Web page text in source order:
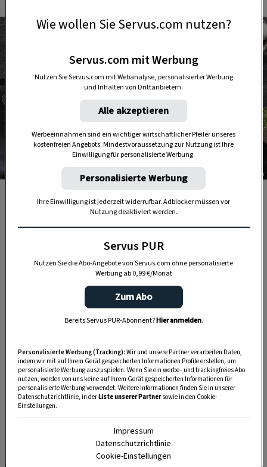
Foto: Mauritius Images / EyeEm / Natasha Breen
Als Tischdekoration sind Wachteleier für die Osterjause
ein wunderschöner Hingucker.
Wachteleier,Kirschblüten
Moosund kleine, kompostierbareAussaat-Töpfe
– fertig ist die Osterdeko, die besonders gut zu
Geschirr in zarten Pastelltönen passt.
Wie wollen Sie Servus.com nutzen?
Servus.com mit Werbung
Nutzen Sie Servus.com mit Webanalyse, personalisierter Werbung
und Inhalten von Drittanbietern.
Alle akzeptieren
Werbeeinnahmen sind ein wichtiger wirtschaftlicher Pfeiler unseres
kostenfreien Angebots. Mindestvoraussetzung zur Nutzung ist Ihre
Einwilligung für personalisierte Werbung.
Personalisierte Werbung
Ihre Einwilligung ist jederzeit widerrufbar. Adblocker müssen vor
Nutzung deaktiviert werden.
Servus PUR
Nutzen Sie die Abo-Angebote von Servus.com ohne personalisierte
Werbung ab 0,99 €/Monat
Zum Abo
Bereits Servus PUR-Abonnent?Hier anmelden.
Personalisierte Werbung (Tracking): Wir und unsere Partner verarbeiten Daten,
indem wir mit auf Ihrem Gerät gespeicherten Informationen Profile erstellen, um
personalisierte Werbung auszuspielen. Wenn Sie ein werbe– und trackingfreies Abo
nutzen, werden von uns keine auf Ihrem Gerät gespeicherten Informationen für
personalisierte Werbung verwendet. Weitere Informationen finden Sie in unserer
Datenschutzrichtlinie, in derListe unserer Partnersowie in den Cookie-
Einstellungen.
Impressum
Datenschutzrichtlinie
Cookie-Einstellungen